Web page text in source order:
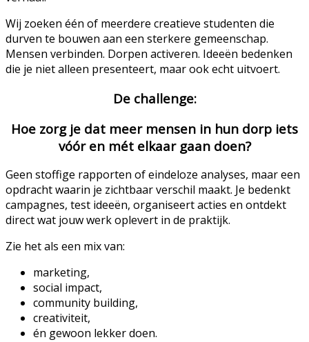
Wij zoeken één of meerdere creatieve studenten die
durven te bouwen aan een sterkere gemeenschap.
Mensen verbinden. Dorpen activeren. Ideeën bedenken
die je niet alleen presenteert, maar ook echt uitvoert.
De challenge:
Hoe zorg je dat meer mensen in hun dorp iets
vóór en mét elkaar gaan doen?
Geen stoffige rapporten of eindeloze analyses, maar een
opdracht waarin je zichtbaar verschil maakt. Je bedenkt
campagnes, test ideeën, organiseert acties en ontdekt
direct wat jouw werk oplevert in de praktijk.
Zie het als een mix van:
marketing,
social impact,
community building,
creativiteit,
én gewoon lekker doen.